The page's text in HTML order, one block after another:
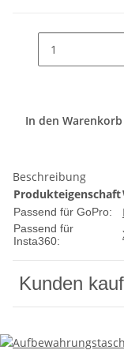
In den Warenkorb
Beschreibung
Produkteigenschaft
Passend für GoPro:
Passend für
Insta360:
Kunden